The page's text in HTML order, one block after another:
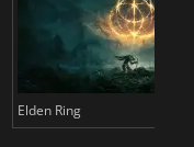
Elden Ring